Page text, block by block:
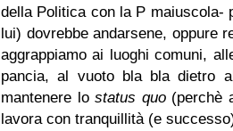
della Politica con la P maiuscola-
lui) dovrebbe andarsene, oppure
aggrappiamo ai luoghi comuni,
pancia, al vuoto bla bla dietro
mantenere lo status quo(perchè
lavora con tranquillità (e